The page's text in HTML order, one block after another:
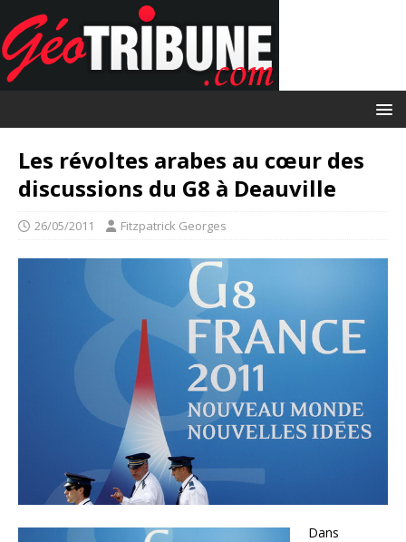
Les révoltes arabes au cœur des
discussions du G8 à Deauville
26/05/2011 Fitzpatrick Georges
Dans